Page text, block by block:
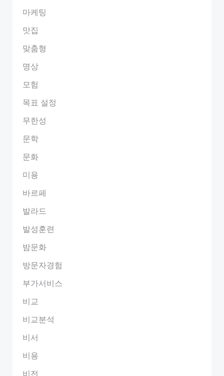
마케팅
맛집
맞춤형
명상
모험
목표 설정
무한성
문학
문화
미용
바르페
발라드
발성훈련
밤문화
방문자경험
부가서비스
비교
비교분석
비서
비용
비전